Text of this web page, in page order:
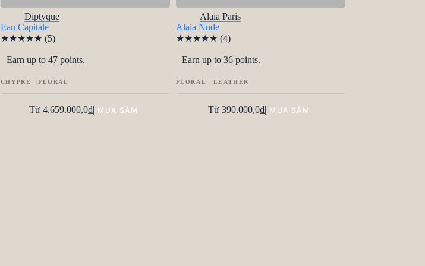
Diptyque
Eau Capitale
★★★★★ (5)
Earn up to 47 points.
CHYPRE FLORAL
Từ4.659.000,0₫|
Alaia Paris
Alaia Nude
★★★★★ (4)
Earn up to 36 points.
FLORAL LEATHER
Từ390.000,0₫|